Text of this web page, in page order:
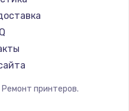
/ демонтаж
принтеров.